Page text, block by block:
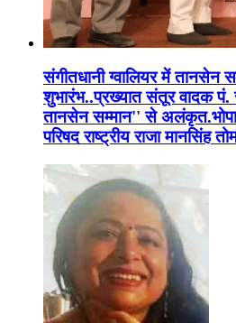
संगीतधानी ग्वालियर में तानसेन
शुभारंभ..प्रख्यात संतूर वादक पं.
तानसेन सम्मान'' से
परिषद राष्ट्रीय राजा मानसिंह